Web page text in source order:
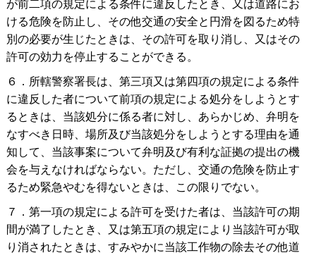
ける危険を防止し、その他交通の安全と円滑を図るため特
別の必要が生じたときは、その許可を取り消し、又はその
許可の効力を停止することができる。
６．所轄警察署長は、第三項又は第四項の規定による条件
に違反した者について前項の規定による処分をしようとす
るときは、当該処分に係る者に対し、あらかじめ、弁明を
なすべき日時、場所及び当該処分をしようとする理由を通
知して、当該事案について弁明及び有利な証拠の提出の機
会を与えなければならない。ただし、交通の危険を防止す
るため緊急やむを得ないときは、この限りでない。
７．第一項の規定による許可を受けた者は、当該許可の期
間が満了したとき、又は第五項の規定により当該許可が取
り消されたときは、すみやかに当該工作物の除去その他道